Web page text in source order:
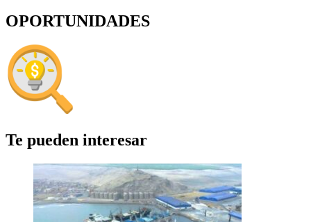
OPORTUNIDADES
Te pueden interesar